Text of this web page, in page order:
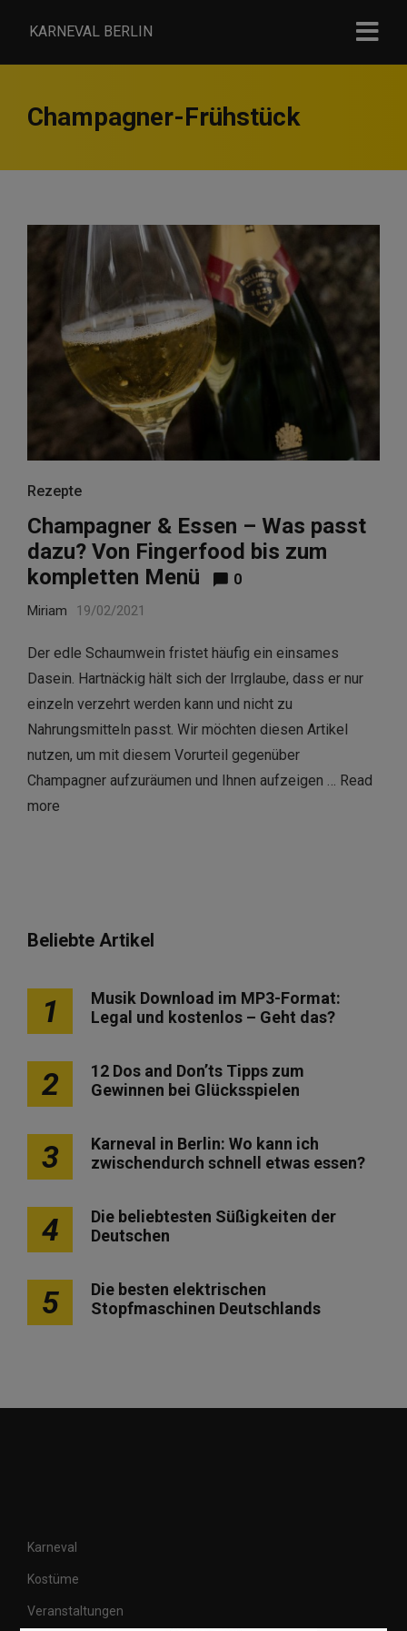
KARNEVAL BERLIN
Champagner-Frühstück
Rezepte
Champagner & Essen – Was passt
dazu? Von Fingerfood bis zum
kompletten Menü
0
Miriam 19/02/2021
Der edle Schaumwein fristet häufig ein einsames
Dasein. Hartnäckig hält sich der Irrglaube, dass er nur
einzeln verzehrt werden kann und nicht zu
Nahrungsmitteln passt. Wir möchten diesen Artikel
nutzen, um mit diesem Vorurteil gegenüber
Champagner aufzuräumen und Ihnen aufzeigen … Read
more
Beliebte Artikel
1
Musik Download im MP3-Format:
Legal und kostenlos – Geht das?
2
12 Dos and Don’ts Tipps zum
Gewinnen bei Glücksspielen
3
Karneval in Berlin: Wo kann ich
zwischendurch schnell etwas essen?
4
Die beliebtesten Süßigkeiten der
Deutschen
5
Die besten elektrischen
Stopfmaschinen Deutschlands
Karneval
Kostüme
Veranstaltungen